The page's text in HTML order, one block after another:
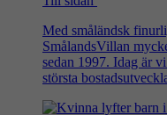
Med småländsk
SmålandsVillan
sedan 1997. Idag är
största